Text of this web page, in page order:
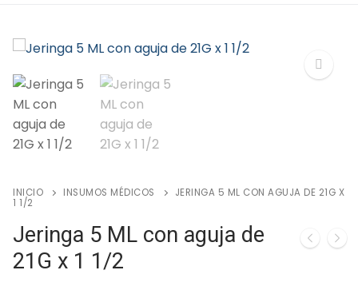
INICIO INSUMOS MÉDICOS
JERINGA 5 ML CON AGUJA DE 21G X
1 1/2
Jeringa 5 ML con aguja de
21G x 1 1/2